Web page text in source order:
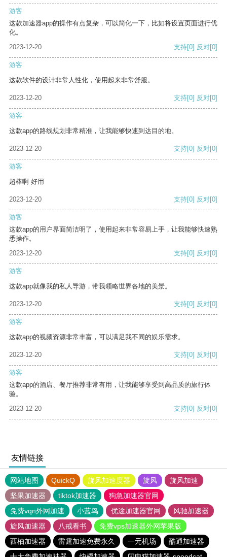
游客
这款加速器app的操作有点复杂，可以简化一下，比如将设置页面进行优
化。
2023-12-20
支持[0] 反对[0]
游客
这款软件的设计非常人性化，使用起来非常舒服。
2023-12-20 支持[0] 反对[0]
游客
这款app的路线规划非常精准，让我能够快速到达目的地。
2023-12-20 支持[0] 反对[0]
游客
超棒啊 好用
2023-12-20 支持[0] 反对[0]
游客
这款app的用户界面简洁明了，使用起来非常容易上手，让我能够快速熟
悉操作。
2023-12-20
支持[0] 反对[0]
游客
这款app就像我的私人导游，带我领略世界各地的美景。
2023-12-20 支持[0] 反对[0]
游客
这款app的视频资源非常丰富，可以满足我不同的娱乐需求。
2023-12-20 支持[0] 反对[0]
游客
这款app的酒店、餐厅推荐非常有用，让我能够享受到高品质的旅行体
验。
2023-12-20
支持[0] 反对[0]
友情链接
网站地图 QuickQ 旋风加速度器 旋风
旋风加速
坚果加速器
tiktok加速器
狗急加速器官网
免费vqn外网加速
小蓝鸟 优途加速器官网
风驰加速器
旋风加速器
八戒看书
免费vps加速器外网苹果版
西柚加速器
雷霆加速免费永久 一元机场
酷通加速器